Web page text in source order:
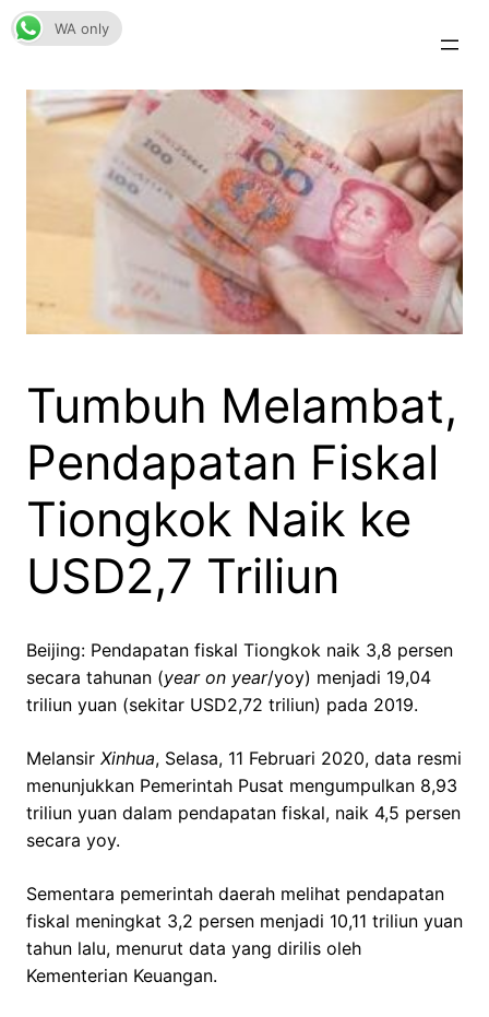
Skip
to
Tumbuh Melambat,
Pendapatan Fiskal
Tiongkok Naik ke
USD2,7 Triliun
Beijing: Pendapatan fiskal Tiongkok naik 3,8 persen
secara tahunan (year on year/yoy) menjadi 19,04
triliun yuan (sekitar USD2,72 triliun) pada 2019.
Melansir Xinhua, Selasa, 11 Februari 2020, data resmi
menunjukkan Pemerintah Pusat mengumpulkan 8,93
triliun yuan dalam pendapatan fiskal, naik 4,5 persen
secara yoy.
Sementara pemerintah daerah melihat pendapatan
fiskal meningkat 3,2 persen menjadi 10,11 triliun yuan
tahun lalu, menurut data yang dirilis oleh
Kementerian Keuangan.
WA only